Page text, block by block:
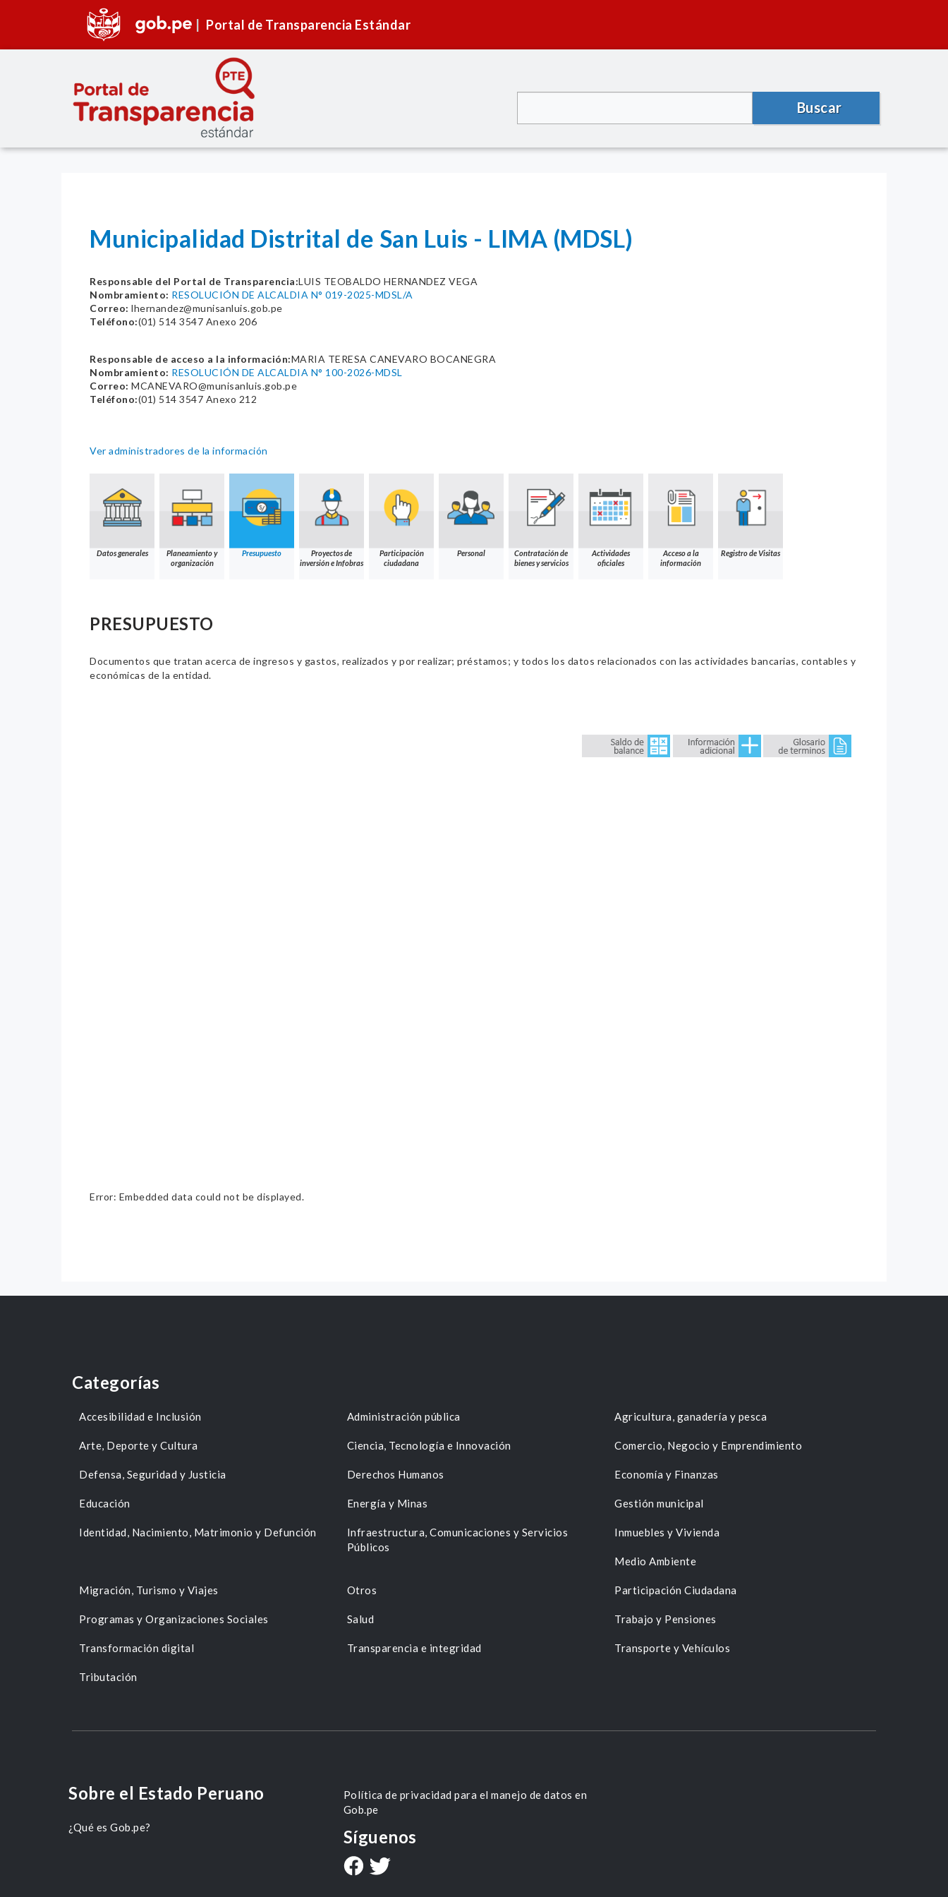
Portal de Transparencia Estándar
Buscar
Municipalidad Distrital de San Luis - LIMA (MDSL)
Responsable del Portal de Transparencia:LUIS TEOBALDO HERNANDEZ VEGA
Nombramiento: RESOLUCIÓN DE ALCALDIA N° 019-2025-MDSL/A
Correo: lhernandez@munisanluis.gob.pe
Teléfono:(01) 514 3547 Anexo 206
Responsable de acceso a la información:MARIA TERESA CANEVARO BOCANEGRA
Nombramiento: RESOLUCIÓN DE ALCALDIA N° 100-2026-MDSL
Correo: MCANEVARO@munisanluis.gob.pe
Teléfono:(01) 514 3547 Anexo 212
Ver administradores de la información
Datos generales
Planeamiento y
organización
Presupuesto
Proyectos de
inversión e Infobras
Participación
ciudadana
Personal
Contratación de
bienes y servicios
Actividades
oficiales
Acceso a la
información
Registro de Visitas
PRESUPUESTO
Documentos que tratan acerca de ingresos y gastos, realizados y por realizar; préstamos; y todos los datos relacionados con las actividades bancarias, contables y
económicas de la entidad.
Error: Embedded data could not be displayed.
Categorías
Accesibilidad e Inclusión Administración pública Agricultura, ganadería y pesca
Arte, Deporte y Cultura Ciencia, Tecnología e Innovación Comercio, Negocio y Emprendimiento
Defensa, Seguridad y Justicia Derechos Humanos Economía y Finanzas
Educación Energía y Minas Gestión municipal
Identidad, Nacimiento, Matrimonio y Defunción
Infraestructura, Comunicaciones y Servicios
Públicos
Inmuebles y Vivienda
Medio Ambiente
Migración, Turismo y Viajes Otros Participación Ciudadana
Programas y Organizaciones Sociales Salud Trabajo y Pensiones
Transformación digital Transparencia e integridad Transporte y Vehículos
Tributación
Sobre el Estado Peruano
¿Qué es Gob.pe?
Política de privacidad para el manejo de datos en
Gob.pe
Síguenos